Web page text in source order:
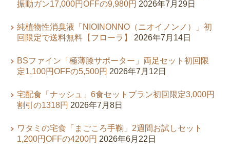
振動ガン17,000円OFFの9,980円 2026年7月29日
純植物性消臭液「NIOINONNO（ニオイノンノ）」初
回限定で送料無料【フローラ】
2026年7月14日
BSファイン「極薄膝サポーター」両足セット初回限
定1,100円OFFの5,500円 2026年7月12日
宅配食「ナッシュ」6食セットプラン初回限定3,000円
割引の1318円 2026年7月8日
ワタミの宅食「まごころ手鞠」2週間お試しセット
1,200円OFFの4200円 2026年6月22日